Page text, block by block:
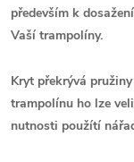
především k
Vaší trampolíny.
Kryt překrývá
trampolínu ho lze
nutnosti použítí